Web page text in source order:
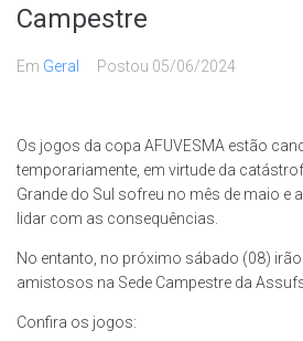
Campestre
Em Geral Postou 05/06/2024
Os jogos da copa AFUVESMA estão
temporariamente, em virtude da
Grande do Sul sofreu no mês de maio e
lidar com as consequências.
No entanto, no próximo sábado (08)
amistosos na Sede Campestre da
Confira os jogos: